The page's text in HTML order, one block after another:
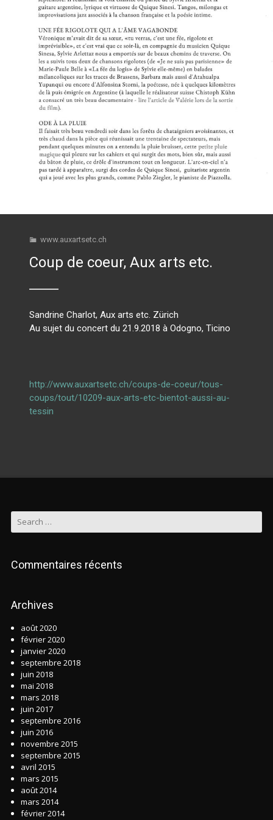
www.auxartsetc.ch
Coup de coeur, Aux arts etc.
Sandrine Charlot, Aux arts etc. Zürich
Au sujet du concert du 21.9.2018 à Odogno, Ticino
http://www.auxartsetc.ch/coups-de-coeur/tous-
coups/tout/10209-aux-arts-etc-bientot-aussi-au-
tessin
Commentaires récents
Archives
août 2020
février 2020
janvier 2020
septembre 2018
juin 2018
mai 2018
mars 2018
juin 2017
septembre 2016
juin 2016
novembre 2015
septembre 2015
avril 2015
mars 2015
août 2014
mars 2014
février 2014